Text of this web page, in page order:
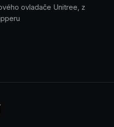
ovladače Unitree, z